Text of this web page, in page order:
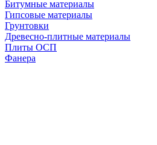
Битумные материалы
Гипсовые материалы
Грунтовки
Древесно-плитные материалы
Плиты ОСП
Фанера